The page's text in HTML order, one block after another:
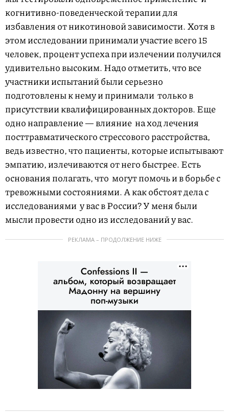
когнитивно-поведенческой терапии для
избавления от никотиновой зависимости. Хотя в
этом исследовании принимали участие всего 15
человек, процент успеха при излечении получился
удивительно высоким. Надо отметить, что все
участники испытаний были серьезно
подготовлены к нему и принимали только в
присутствии квалифицированных докторов. Еще
одно направление — влияние на ход лечения
посттравматического стрессового расстройства,
ведь известно, что пациенты, которые испытывают
эмпатию, излечиваются от него быстрее. Есть
основания полагать, что могут помочь и в борьбе с
тревожными состояниями. А как обстоят дела с
исследованиями у вас в России? У меня были
мысли провести одно из исследований у вас.
РЕКЛАМА – ПРОДОЛЖЕНИЕ НИЖЕ